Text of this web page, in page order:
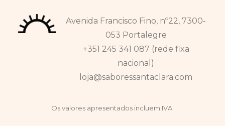
Avenida Francisco Fino, nº22, 7300-
053 Portalegre
+351 245 341 087 (rede fixa
nacional)
loja@saboressantaclara.com
Os valores apresentados incluem IVA.